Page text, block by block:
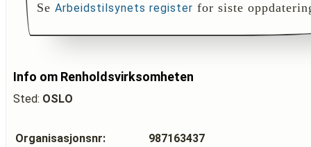
Se Arbeidstilsynets register for siste
Info om Renholdsvirksomheten
Sted: OSLO
Organisasjonsnr:
987163437